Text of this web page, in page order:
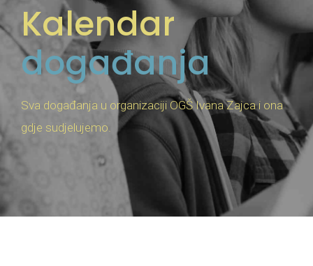
Kalendar
događanja
Sva događanja u organizaciji OGŠ Ivana Zajca i ona
gdje sudjelujemo.